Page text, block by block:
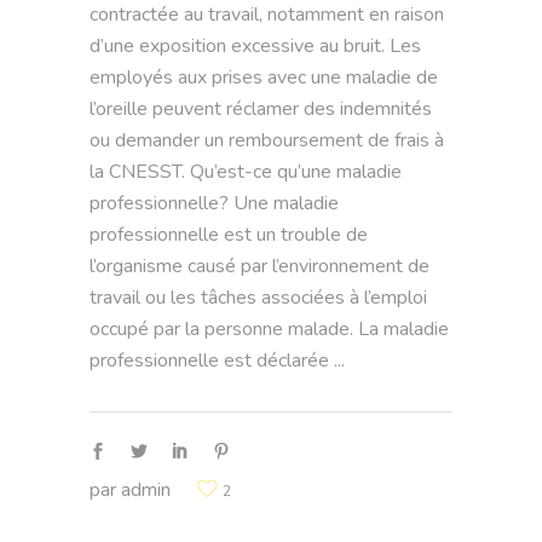
contractée au travail, notamment en raison
d’une exposition excessive au bruit. Les
employés aux prises avec une maladie de
l’oreille peuvent réclamer des indemnités
ou demander un remboursement de frais à
la CNESST. Qu’est-ce qu’une maladie
professionnelle? Une maladie
professionnelle est un trouble de
l’organisme causé par l’environnement de
travail ou les tâches associées à l’emploi
occupé par la personne malade. La maladie
professionnelle est déclarée
paradmin 2